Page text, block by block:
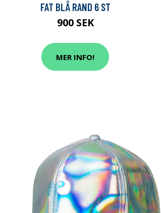
FAT BLÅ RAND 6 ST
900 SEK
MER INFO!